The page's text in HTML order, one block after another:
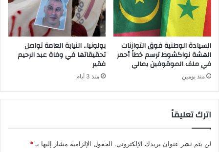
السيادة الوطنية فوق التوازنات
الهشة نواكشوط ترسم خطاً أحمر
في ملف الموقوفين بمالي
منذ يومين
بولونيا.. النيابة العامة تواصل
تحقيقاتها في وفاة عبد الرحيم
فقير
منذ 3 أيام
اترك تعليقاً
لن يتم نشر عنوان بريدك الإلكتروني. الحقول الإلزامية مشار إليها بـ *